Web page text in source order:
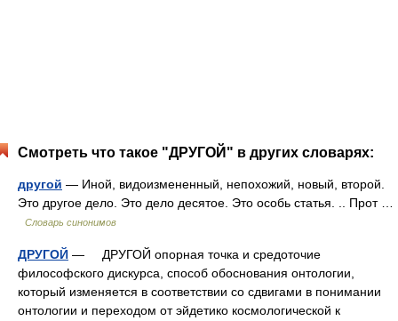
Смотреть что такое "ДРУГОЙ" в других словарях:
другой — Иной, видоизмененный, непохожий, новый, второй.
Это другое дело. Это дело десятое. Это особь статья. .. Прот …
Словарь синонимов
ДРУГОЙ — ДРУГОЙ опорная точка и средоточие
философского дискурса, способ обоснования онтологии,
который изменяется в соответствии со сдвигами в понимании
онтологии и переходом от эйдетико космологической к